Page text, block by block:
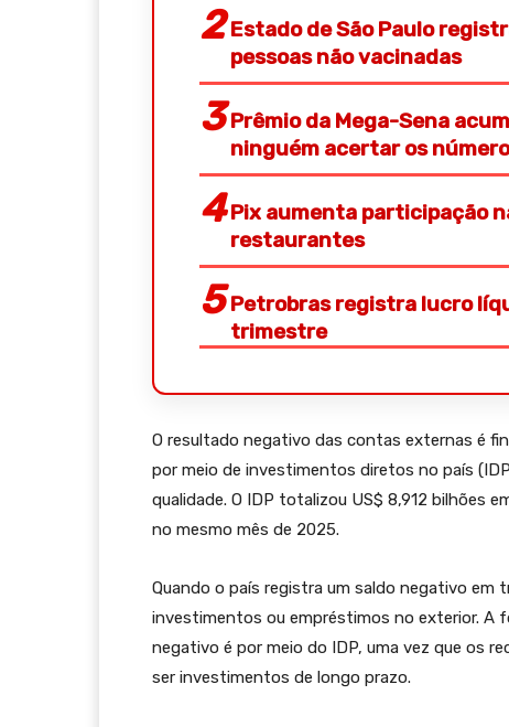
Estado de São Paulo
pessoas não vacinadas
Prêmio da Mega-Sena
ninguém acertar os
Pix aumenta participação
restaurantes
Petrobras registra lucro
trimestre
O resultado negativo das contas externas é
por meio de investimentos diretos no país
qualidade. O IDP totalizou US$ 8,912 bilhões
no mesmo mês de 2025.
Quando o país registra um saldo negativo
investimentos ou empréstimos no exterior. A
negativo é por meio do IDP, uma vez que os
ser investimentos de longo prazo.